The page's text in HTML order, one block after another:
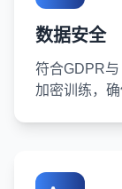
数据安全
符合GDPR
加密训练，